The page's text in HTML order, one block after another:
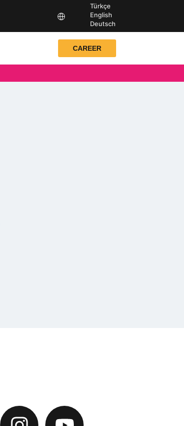
Türkçe
English
Deutsch
CAREER